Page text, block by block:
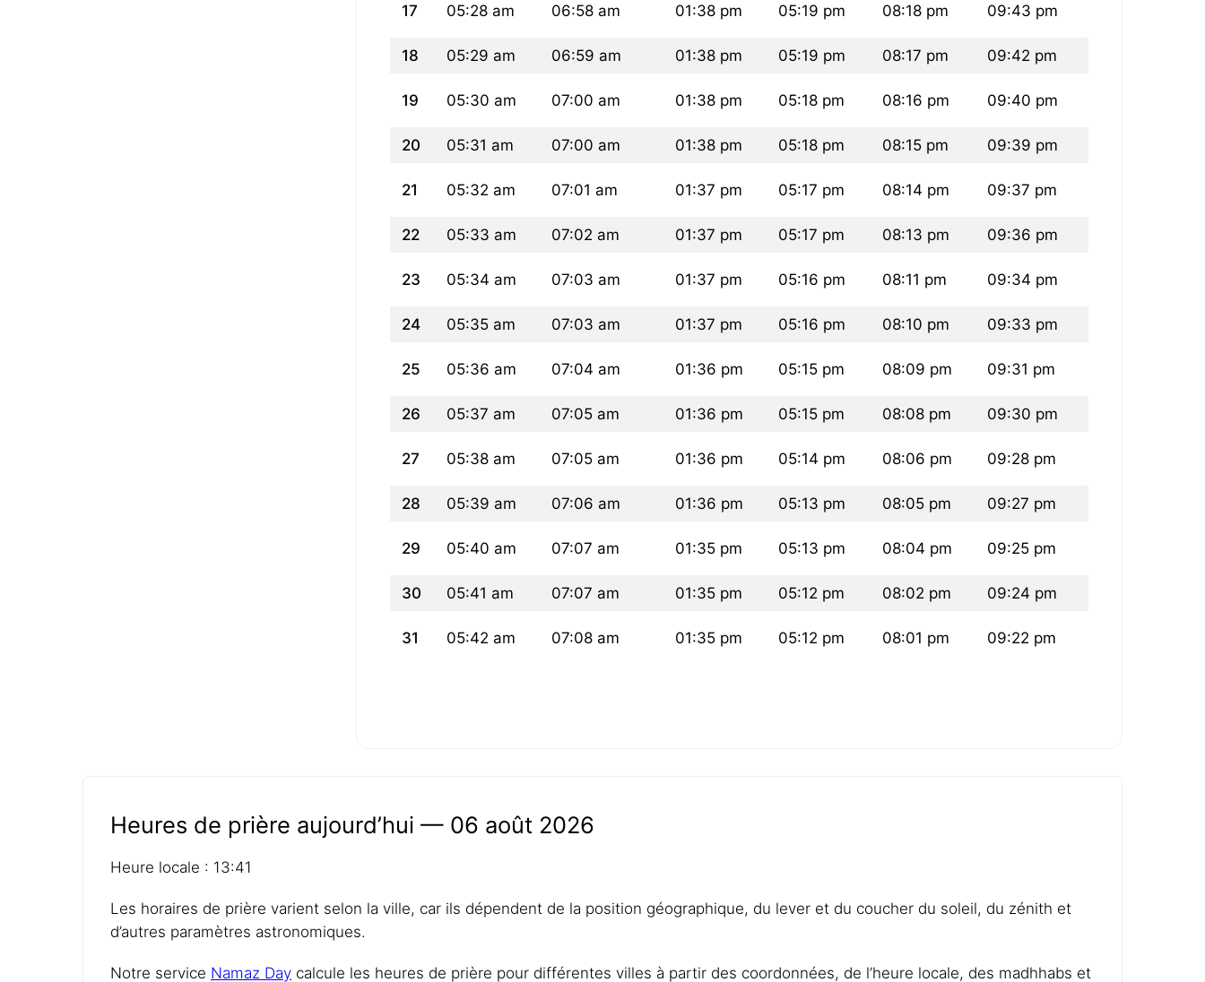
17 05:28 am 06:58 am 01:38 pm 05:19 pm 08:18 pm 09:43 pm
18 05:29 am 06:59 am 01:38 pm 05:19 pm 08:17 pm 09:42 pm
19 05:30 am 07:00 am 01:38 pm 05:18 pm 08:16 pm 09:40 pm
20 05:31 am 07:00 am 01:38 pm 05:18 pm 08:15 pm 09:39 pm
21 05:32 am 07:01 am 01:37 pm 05:17 pm 08:14 pm 09:37 pm
22 05:33 am 07:02 am 01:37 pm 05:17 pm 08:13 pm 09:36 pm
23 05:34 am 07:03 am 01:37 pm 05:16 pm 08:11 pm 09:34 pm
24 05:35 am 07:03 am 01:37 pm 05:16 pm 08:10 pm 09:33 pm
25 05:36 am 07:04 am 01:36 pm 05:15 pm 08:09 pm 09:31 pm
26 05:37 am 07:05 am 01:36 pm 05:15 pm 08:08 pm 09:30 pm
27 05:38 am 07:05 am 01:36 pm 05:14 pm 08:06 pm 09:28 pm
28 05:39 am 07:06 am 01:36 pm 05:13 pm 08:05 pm 09:27 pm
29 05:40 am 07:07 am 01:35 pm 05:13 pm 08:04 pm 09:25 pm
30 05:41 am 07:07 am 01:35 pm 05:12 pm 08:02 pm 09:24 pm
31 05:42 am 07:08 am 01:35 pm 05:12 pm 08:01 pm 09:22 pm
Heures de prière aujourd’hui — 06 août 2026
Heure locale : 13:41
Les horaires de prière varient selon la ville, car ils dépendent de la position géographique, du lever et du coucher du soleil, du zénith et
d’autres paramètres astronomiques.
Notre service Namaz Day calcule les heures de prière pour différentes villes à partir des coordonnées, de l’heure locale, des madhhabs et